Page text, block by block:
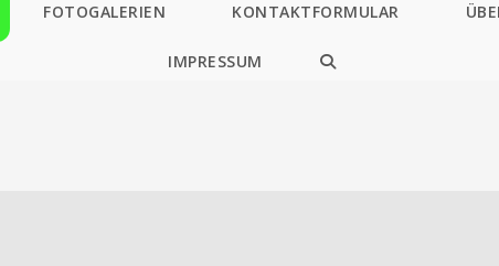
FOTOGALERIEN KONTAKTFORMULAR
IMPRESSUM
WEBSITE-